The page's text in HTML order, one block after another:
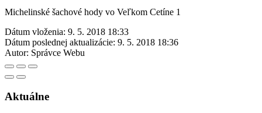
Michelinské šachové hody vo Veľkom Cetíne 1
Dátum vloženia: 9. 5. 2018 18:33
Dátum poslednej aktualizácie: 9. 5. 2018 18:36
Autor: Správce Webu
Aktuálne